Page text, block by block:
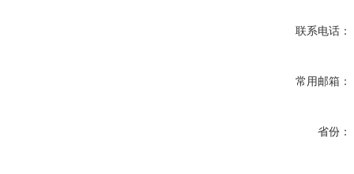
联系电话：
常用邮箱：
省份：